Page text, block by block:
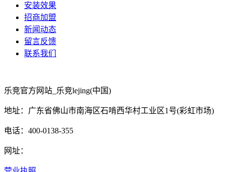
安装效果
招商加盟
新闻动态
留言反馈
联系我们
乐竞官方网站_乐竞lejing(中国)
地址：广东省佛山市南海区石啃西华村工业区1号(彩虹市场)
电话：400-0138-355
网址：